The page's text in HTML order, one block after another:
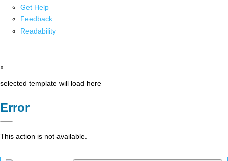
Get Help
Feedback
Readability
x
selected template will load here
Error
This action is not available.